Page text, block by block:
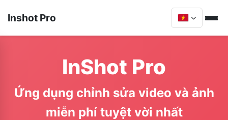
Inshot Pro
InShot Pro
Ứng dụng chỉnh sửa video và ảnh
miễn phí tuyệt vời nhất